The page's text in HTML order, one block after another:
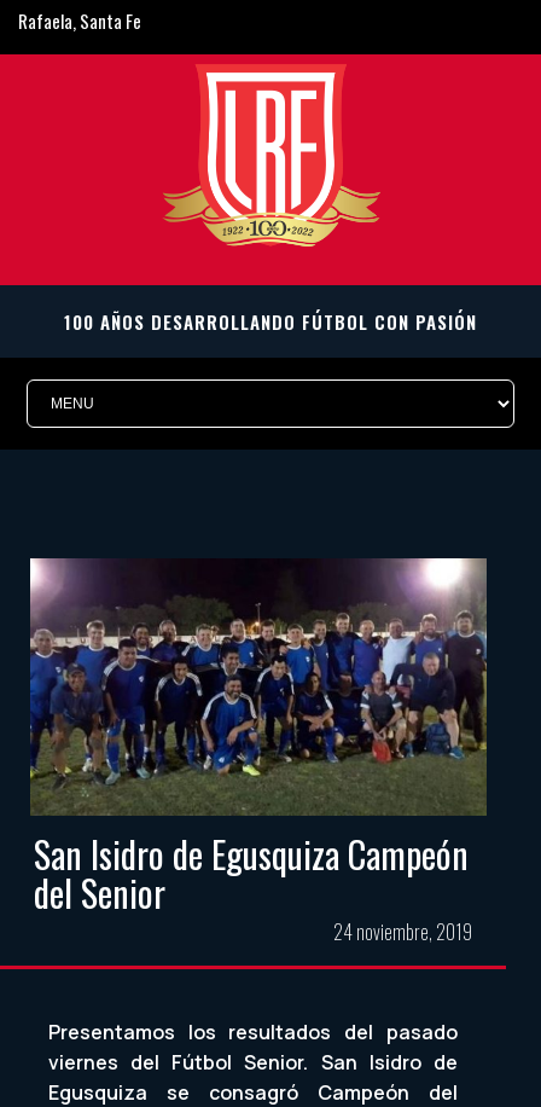
Rafaela, Santa Fe
ligarafaelina@gmail.com
San Isidro de Egusquiza Campeón
del Senior
24 noviembre, 2019
Presentamos los resultados del pasado
viernes del Fútbol Senior. San Isidro de
Egusquiza se consagró Campeón del